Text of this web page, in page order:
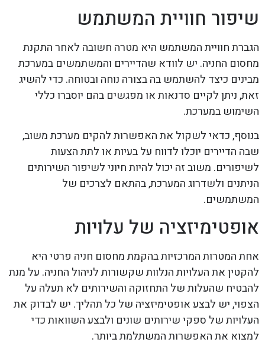
שיפור חוויית המשתמש
הגברת חוויית המשתמש היא מטרה חשובה לאחר התקנת
מחסום החניה. יש לוודא שהדיירים והמשתמשים במערכת
מבינים כיצד להשתמש בה בצורה נוחה ובטוחה. כדי להשיג
זאת, ניתן לקיים סדנאות או מפגשים בהם יוסברו כללי
השימוש במערכת.
בנוסף, כדאי לשקול את האפשרות להקים מערכת משוב,
שבה הדיירים יוכלו לדווח על בעיות או לתת הצעות
לשיפורים. משוב זה יכול להיות חיוני לשיפור השירותים
הניתנים ולשדרוג המערכת, בהתאם לצרכים של
המשתמשים.
אופטימיזציה של עלויות
אחת המטרות המרכזיות בהקמת מחסום חניה פרטי היא
להקטין את העלויות הנלוות שקשורות לניהול החניה. על מנת
להבטיח שהעלות של התחזוקה והשירותים לא תעלה על
הצפוי, יש לבצע אופטימיזציה של כל תהליך. יש לבדוק את
העלויות של ספקי שירותים שונים ולבצע השוואות כדי
למצוא את האפשרות המשתלמת ביותר.